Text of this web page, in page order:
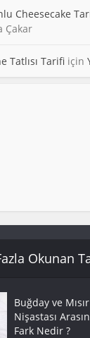
Cheesecake
Çakar
Tatlısı Tarifi için
Okunan
Buğday ve Mısır
Nişastası
Fark Nedir ?